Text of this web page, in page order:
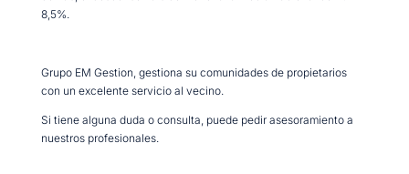
8,5%.
Grupo EM Gestion, gestiona su comunidades de propietarios
con un excelente servicio al vecino.
Si tiene alguna duda o consulta, puede pedir asesoramiento a
nuestros profesionales.